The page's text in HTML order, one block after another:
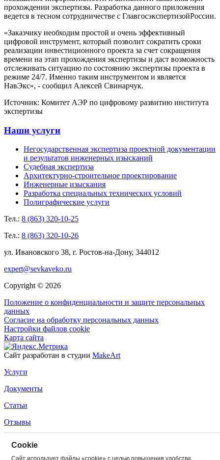
прохождении экспертизы. Разработка данного приложения
ведется в тесном сотрудничестве с ГлавгосэкспертизойРоссии.
«Заказчику необходим простой и очень эффективный
цифровой инструмент, который позволит сократить сроки
реализации инвестиционного проекта за счет сокращения
времени на этап прохождения экспертизы и даст возможность
отслеживать ситуацию по состоянию экспертизы проекта в
режиме 24/7. Именно таким инструментом и является
НавЭкс», - сообщил Алексей Свинарчук.
Источник: Комитет АЭР по цифровому развитию института
экспертизы
Наши услуги
Негосударственная экспертиза проектной документации
и результатов инженерных изысканий
Судебная экспертиза
Архитектурно-строительное проектирование
Инженерные изыскания
Разработка специальных технических условий
Полиграфические услуги
Тел.: 8 (863) 320-10-25
Тел.: 8 (863) 320-10-26
ул. Ивановского 38, г. Ростов-на-Дону, 344012
expert@sevkaveko.ru
Copyright © 2026
Положение о конфиденциальности и защите персональных
данных
Согласие на обработку персональных данных
Настройки файлов cookie
Карта сайта
Сайт разработан в студии MakeArt
Услуги
Документы
Статьи
Отзывы
Сookie
Сайт использует файлы «cookie» с целью повышения удобства